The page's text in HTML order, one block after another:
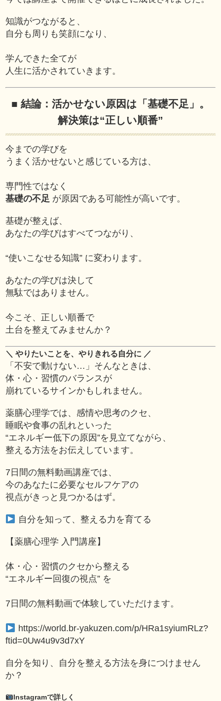
知識がつながると、
自分も周りも笑顔になり、
学んできた全てが
人生に活かされていきます。
■ 結論：活かせない原因は「基礎不足」。
解決策は“正しい順番”
今までの学びを
うまく活かせないと感じている方は、
専門性ではなく
基礎の不足 が原因である可能性が高いです。
基礎が整えば、
あなたの学びはすべてつながり、
“使いこなせる知識” に変わります。
あなたの学びは決して
無駄ではありません。
今こそ、正しい順番で
土台を整えてみませんか？
＼ やりたいことを、やりきれる自分に ／
「不安で動けない…」そんなときは、
体・心・習慣のバランスが
崩れているサインかもしれません。
薬膳心理学では、感情や思考のクセ、
睡眠や食事の乱れといった
“エネルギー低下の原因”を見立てながら、
整える方法をお伝えしています。
7日間の無料動画講座では、
今のあなたに必要なセルフケアの
視点がきっと見つかるはず。
自分を知って、整える力を育てる
【薬膳心理学 入門講座】
体・心・習慣のクセから整える
“エネルギー回復の視点” を
7日間の無料動画で体験していただけます。
https://world.br-yakuzen.com/p/HRa1syiumRLz?
ftid=0Uw4u9v3d7xY
自分を知り、自分を整える方法を身につけません
か？
Instagramで詳しく